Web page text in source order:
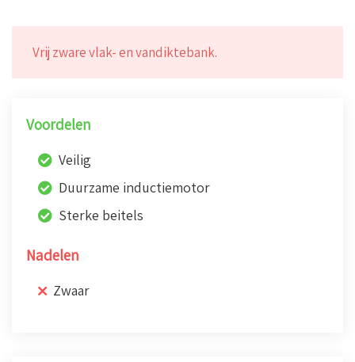
Vrij zware vlak- en vandiktebank.
Voordelen
Veilig
Duurzame inductiemotor
Sterke beitels
Nadelen
Zwaar